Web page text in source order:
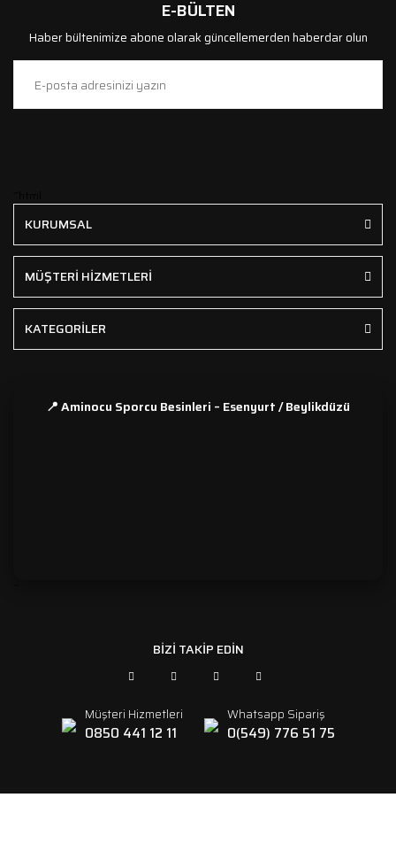
E-BÜLTEN
Haber bültenimize abone olarak güncellemerden haberdar olun
KURUMSAL
MÜŞTERİ HİZMETLERİ
KATEGORİLER
📍 Aminocu Sporcu Besinleri – Esenyurt / Beylikdüzü
BİZİ TAKİP EDİN
Müşteri Hizmetleri
0850 441 12 11
Whatsapp Sipariş
0(549) 776 51 75